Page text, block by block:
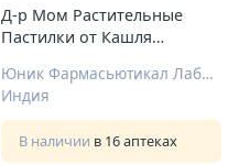
Д-р Мом Растительные
Пастилки от Кашля
Юник Фармасьютикал Лабораториз
Индия
В наличии в 16 аптеках